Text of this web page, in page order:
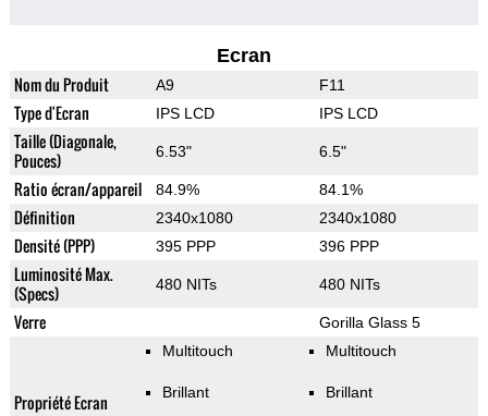
Ecran
Nom du Produit A9 F11
Type d'Ecran IPS LCD IPS LCD
Taille (Diagonale,
Pouces)
6.53" 6.5"
Ratio écran/appareil 84.9% 84.1%
Définition 2340x1080 2340x1080
Densité (PPP) 395 PPP 396 PPP
Luminosité Max.
(Specs)
480 NITs 480 NITs
Verre Gorilla Glass 5
Propriété Ecran
Multitouch
Brillant
Multitouch
Brillant